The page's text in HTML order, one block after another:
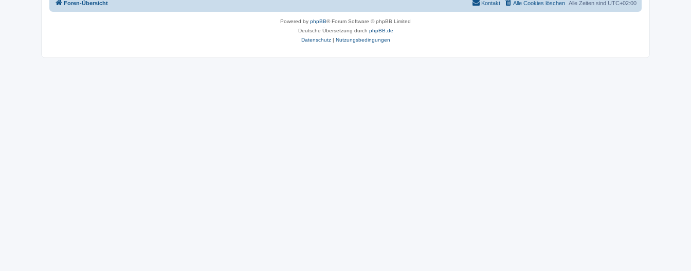
Foren-Übersicht Alle Zeiten sind UTC+02:00
Alle Cookies löschen
Kontakt
Powered by phpBB® Forum Software © phpBB Limited
Deutsche Übersetzung durch phpBB.de
Datenschutz| Nutzungsbedingungen